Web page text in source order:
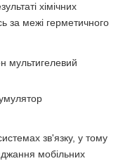
хімічних
за межі герметичного
мультигелевий
зв'язку, у тому
мобільних